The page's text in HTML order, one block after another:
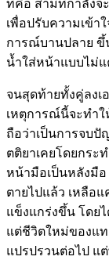
ที่คือ สามีที่กำลังจ
เพื่อปรับความเข้า
การณ์บานปลาย ขึ้
น้ำใส่หน้าแบบไม่
จนสุดท้ายทั้งคู่ลงเ
เหตุการณ์นี้จะทำใ
ถือว่าเป็นการจบ
ตติยาเคยโดยกระ
หน้ามือเป็นหลังมื
ตายไปแล้ว เหลือ
แข็งแกร่งขึ้น โดย
แต่ชีวิตใหม่ของแ
แปรปรวนต่อไป แ